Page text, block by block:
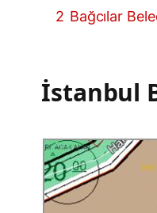
2 Bağcılar
İstanbul